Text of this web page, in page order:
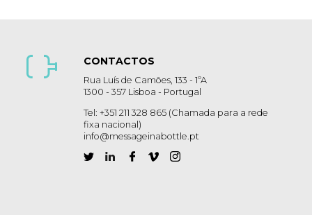
CONTACTOS
Rua Luís de Camões, 133 - 1ºA
1300 - 357 Lisboa - Portugal
Tel: +351 211 328 865 (Chamada para a rede
fixa nacional)
info@messageinabottle.pt